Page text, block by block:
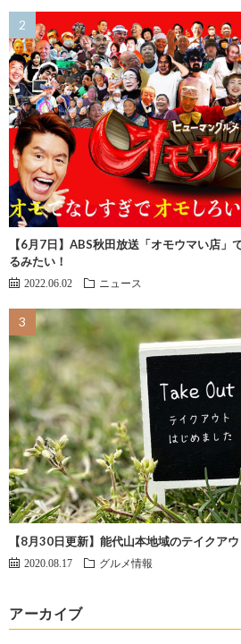
【6月7日】ABS秋田放送「オモウマい店」
るみたい！
2022.06.02 ニュース
【8月30日更新】能代山本地域のテイクア
2020.08.17 グルメ情報
アーカイブ